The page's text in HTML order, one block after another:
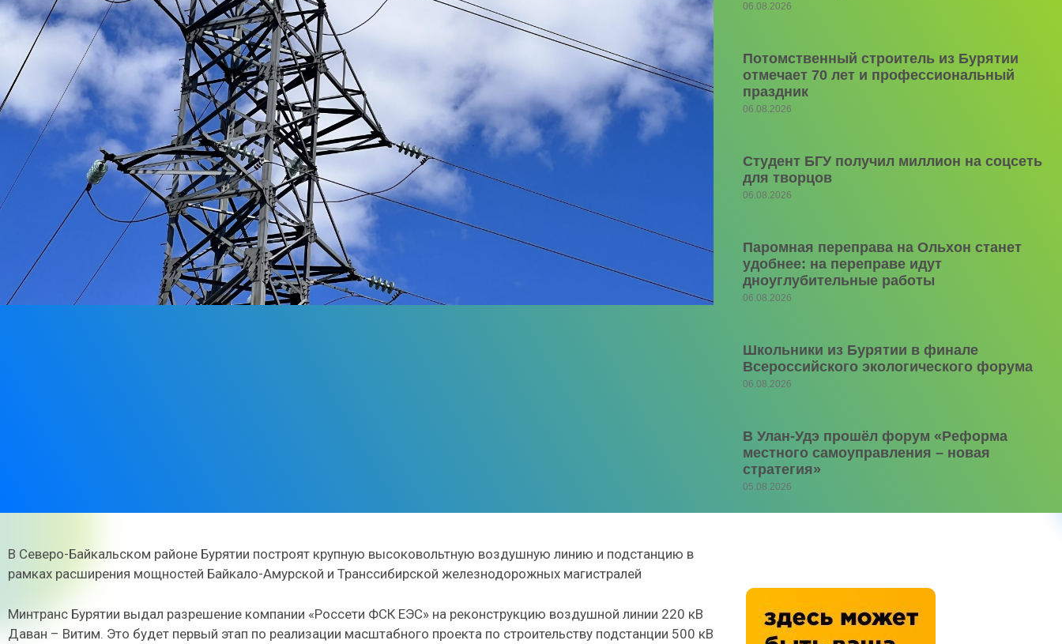
06.08.2026
Потомственный строитель из Бурятии
отмечает 70 лет и профессиональный
праздник
06.08.2026
Студент БГУ получил миллион на соцсеть
для творцов
06.08.2026
Паромная переправа на Ольхон станет
удобнее: на переправе идут
дноуглубительные работы
06.08.2026
Школьники из Бурятии в финале
Всероссийского экологического форума
06.08.2026
В Улан-Удэ прошёл форум «Реформа
местного самоуправления – новая
стратегия»
05.08.2026
В Северо-Байкальском районе Бурятии построят крупную высоковольтную воздушную линию и подстанцию в
рамках расширения мощностей Байкало-Амурской и Транссибирской железнодорожных магистралей
Минтранс Бурятии выдал разрешение компании «Россети ФСК ЕЭС» на реконструкцию воздушной линии 220 кВ
Даван – Витим. Это будет первый этап по реализации масштабного проекта по строительству подстанции 500 кВ